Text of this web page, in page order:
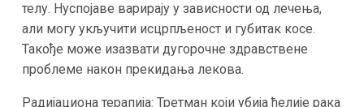
телу. Нуспојаве варирају у зависности од лечења,
али могу укључити исцрпљеност и губитак косе.
Такође може изазвати дугорочне здравствене
проблеме након прекидања лекова.
Радијациона терапија: Третман који убија ћелије рака